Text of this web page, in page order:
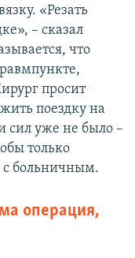
«Резать
– сказал
что
просит
поездку на
сил уже не было –
только
с больничным.
операция,